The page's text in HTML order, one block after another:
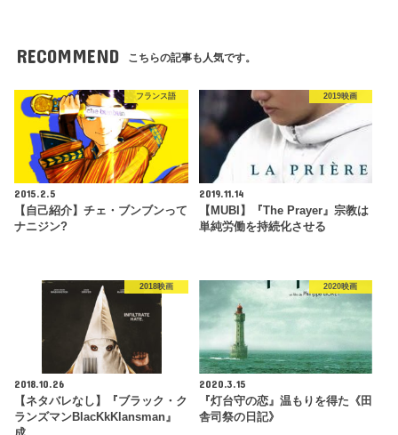
RECOMMEND こちらの記事も人気です。
フランス語
2015.2.5
【自己紹介】チェ・ブンブンって
ナニジン?
2019映画
2019.11.14
【MUBI】『The Prayer』宗教は
単純労働を持続化させる
2018映画
2018.10.26
【ネタバレなし】『ブラック・ク
ランズマンBlacKkKlansman』
2020映画
2020.3.15
『灯台守の恋』温もりを得た《田
舎司祭の日記》